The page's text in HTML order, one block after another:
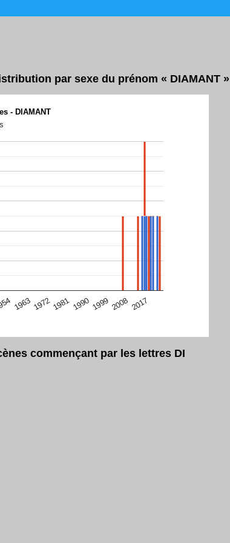
par sexe du prénom « DIAMANT »
- DIAMANT
1963 19721981 1990 1999 2008 2017
commençant par les lettres DI